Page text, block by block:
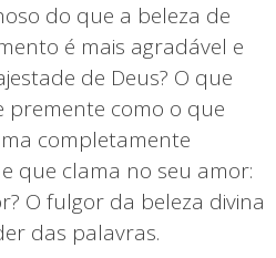
do que a beleza de
é mais agradável e
de Deus? O que
premente como o que
completamente
que clama no seu amor:
O fulgor da beleza divina
das palavras.